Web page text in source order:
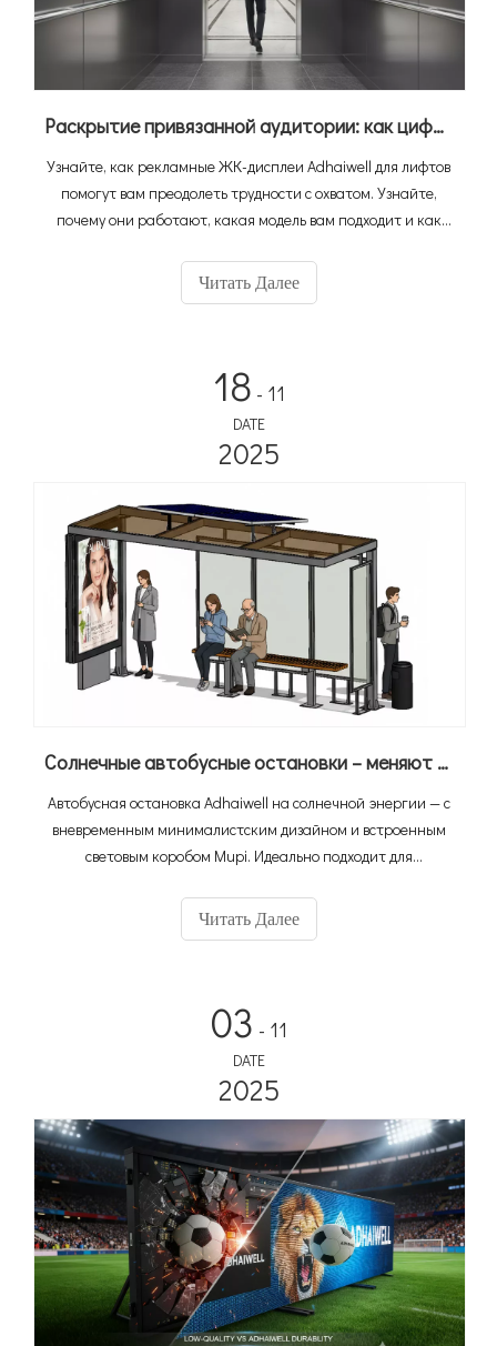
Раскрытие привязанной аудитории: как цифровые вывески Adhaiwell Elevator превращают лифты в машины для получения дохода
Узнайте, как рекламные ЖК-дисплеи Adhaiwell для лифтов
помогут вам преодолеть трудности с охватом. Узнайте,
почему они работают, какая модель вам подходит и как
офисов, отелей и квартир.
Читать Далее
18 - 11
DATE
2025
Солнечные автобусные остановки – меняют правила игры в городском транспорте
Автобусная остановка Adhaiwell на солнечной энергии — с
вневременным минималистским дизайном и встроенным
световым коробом Mupi. Идеально подходит для
и модернизированной городской транспортной
инфраструктуры.
Читать Далее
03 - 11
DATE
2025